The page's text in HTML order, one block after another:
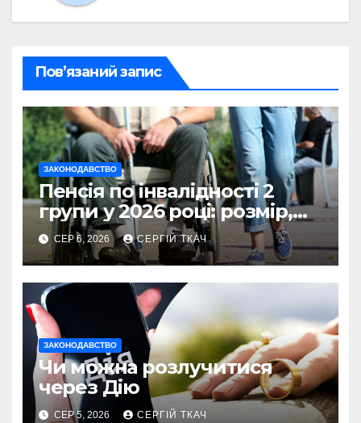
Пов’язаний запис
ЗАКОНОДАВСТВО
Пенсія по інвалідності 2
групи у 2026 році: розмір,
умови та оформлення
СЕР 6, 2026 СЕРГІЙ ТКАЧ
ЗАКОНОДАВСТВО
Чи можна розлучитися
через Дію
СЕР 5, 2026 СЕРГІЙ ТКАЧ